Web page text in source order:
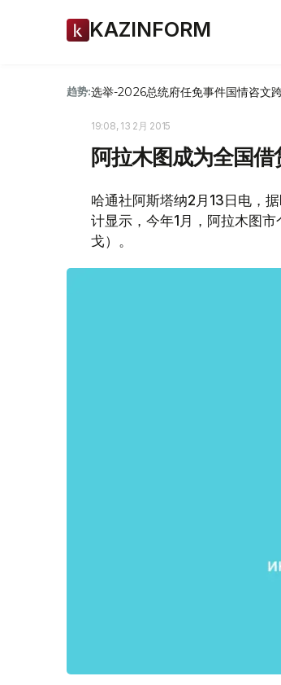
KAZINFORM
趋势:选举-2026总统府任免事件国情咨文
19:08, 13 2月 2015
阿拉木图成为全国
哈通社阿斯塔纳2月13日电，
计显示，今年1月，阿拉木图
戈）。